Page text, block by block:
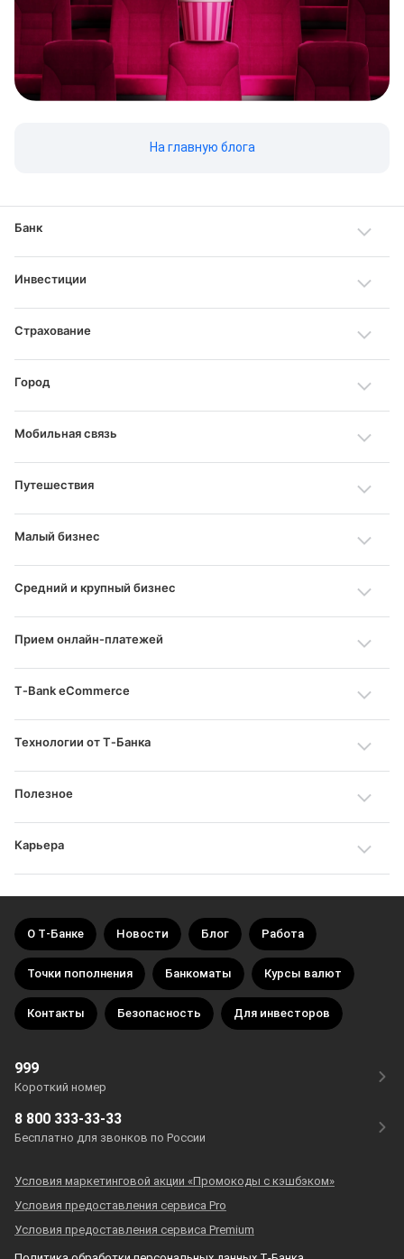
На главную блога
Банк
Инвестиции
Страхование
Город
Мобильная связь
Путешествия
Малый бизнес
Средний и крупный бизнес
Прием онлайн‑платежей
T‑Bank eCommerce
Технологии от Т‑Банка
Полезное
Карьера
О Т‑Банке Новости Блог Работа
Точки пополнения Банкоматы Курсы валют
Контакты Безопасность Для инвесторов
999
Короткий номер
8 800 333-33-33
Бесплатно для звонков по России
Условия маркетинговой акции «Промокоды с кэшбэком»
Условия предоставления сервиса Pro
Условия предоставления сервиса Premium